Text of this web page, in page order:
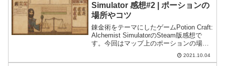
Simulator 感想#2 | ポーションの
場所やコツ
錬金術をテーマにしたゲームPotion Craft:
Alchemist SimulatorのSteam版感想で
す。今回はマップ上のポーションの場所
について私が見つけた範囲で紹介しま
2021.10.04